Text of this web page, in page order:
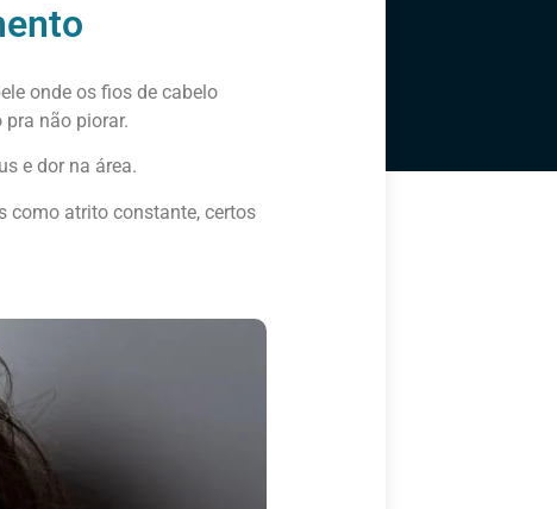
onde os fios de cabelo
não piorar.
e dor na área.
como atrito constante, certos